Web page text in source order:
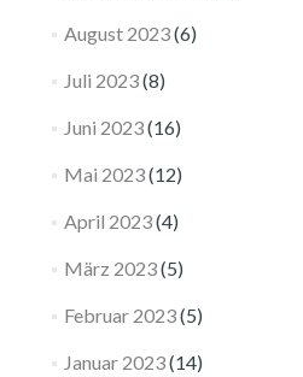
August 2023(6)
Juli 2023(8)
Juni 2023(16)
Mai 2023(12)
April 2023(4)
März 2023(5)
Februar 2023(5)
Januar 2023(14)